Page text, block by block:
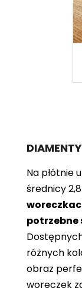
DIAMENTY
Na płótnie
średnicy
potrzebne
różnych
obraz
woreczek